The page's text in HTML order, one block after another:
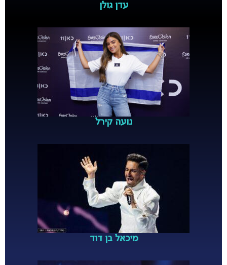
עדן גולן
נועה קירל
מיכאל בן דוד